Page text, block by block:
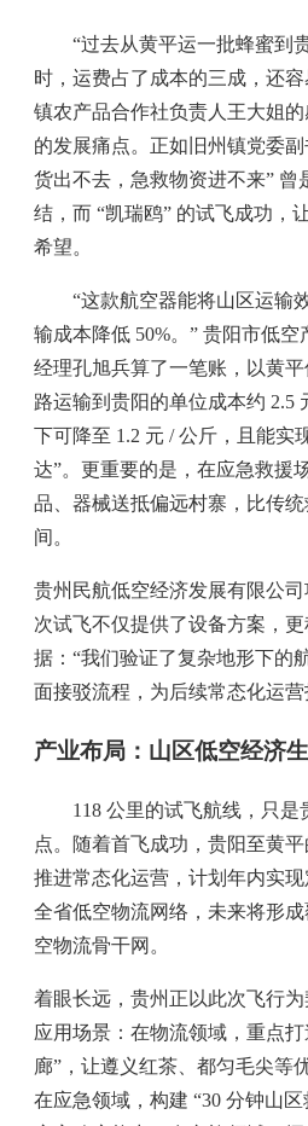
“过去从黄平运一批蜂蜜到
时，运费占了成本的三成，还
镇农产品合作社负责人王大姐
的发展痛点。正如旧州镇党委
货出不去，急救物资进不来” 曾
结，而 “凯瑞鸥” 的试飞成功，
希望。
“这款航空器能将山区运输效
输成本降低 50%。” 贵阳市低
经理孔旭兵算了一笔账，以黄
路运输到贵阳的单位成本约 2.5
下可降至 1.2 元 / 公斤，且能实
达”。更重要的是，在应急救援
品、器械送抵偏远村寨，比传
间。
贵州民航低空经济发展有限公
次试飞不仅提供了设备方案，
据：“我们验证了复杂地形下的
面接驳流程，为后续常态化运
产业布局：山区低空经济
118 公里的试飞航线，只是
点。随着首飞成功，贵阳至黄
推进常态化运营，计划年内实
全省低空物流网络，未来将形
空物流骨干网。
着眼长远，贵州正以此次飞行
应用场景：在物流领域，重点
廊”，让遵义红茶、都匀毛尖等
在应急领域，构建 “30 分钟山